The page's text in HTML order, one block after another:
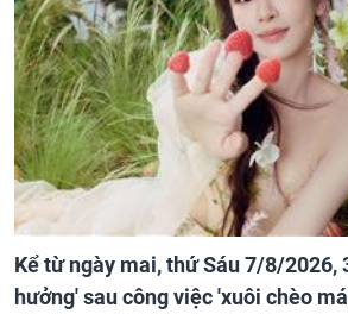
Kể từ ngày mai, thứ Sáu 7/8/2026,
hưởng' sau công việc 'xuôi chèo